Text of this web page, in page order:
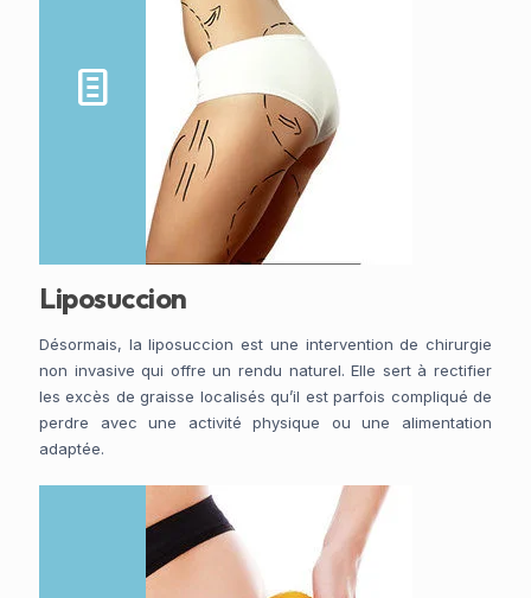
Liposuccion
Désormais, la liposuccion est une intervention de chirurgie
non invasive qui offre un rendu naturel. Elle sert à rectifier
les excès de graisse localisés qu’il est parfois compliqué de
perdre avec une activité physique ou une alimentation
adaptée.